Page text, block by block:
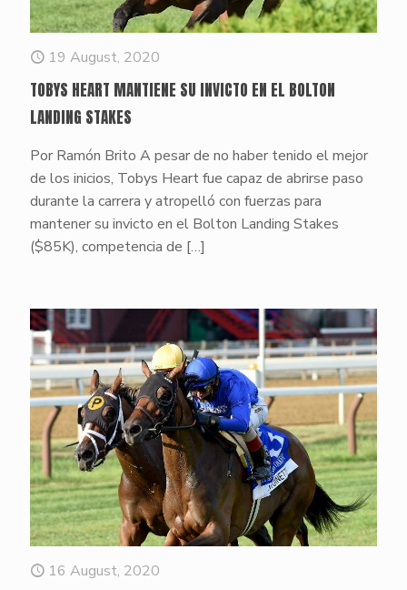
19 August, 2020
TOBYS HEART MANTIENE SU INVICTO EN EL BOLTON
LANDING STAKES
Por Ramón Brito A pesar de no haber tenido el mejor
de los inicios, Tobys Heart fue capaz de abrirse paso
durante la carrera y atropelló con fuerzas para
mantener su invicto en el Bolton Landing Stakes
($85K), competencia de […]
16 August, 2020